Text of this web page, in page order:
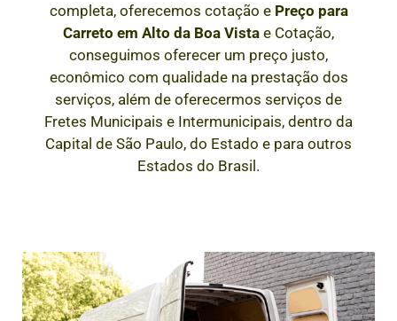
completa, oferecemos cotação e Preço para
Carreto em Alto da Boa Vista e Cotação,
conseguimos oferecer um preço justo,
econômico com qualidade na prestação dos
serviços, além de oferecermos serviços de
Fretes Municipais e Intermunicipais, dentro da
Capital de São Paulo, do Estado e para outros
Estados do Brasil.